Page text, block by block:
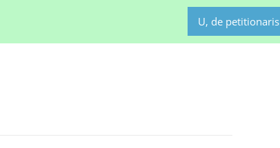
U, de petitionaris